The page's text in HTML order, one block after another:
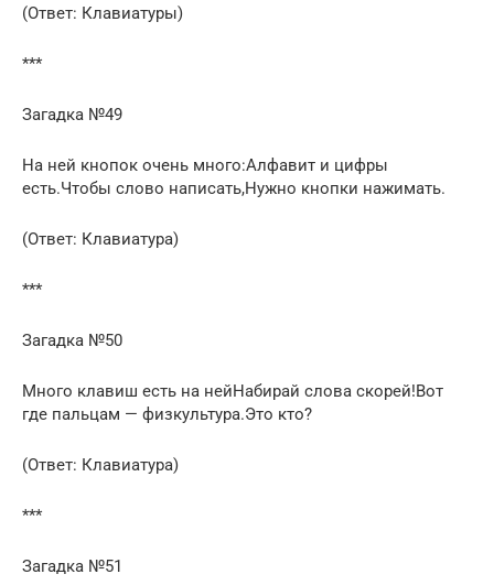
(Ответ: Клавиатуры)
***
Загадка №49
На ней кнопок очень много:Алфавит и цифры
есть.Чтобы слово написать,Нужно кнопки нажимать.
(Ответ: Клавиатура)
***
Загадка №50
Много клавиш есть на нейНабирай слова скорей!Вот
где пальцам — физкультура.Это кто?
(Ответ: Клавиатура)
***
Загадка №51